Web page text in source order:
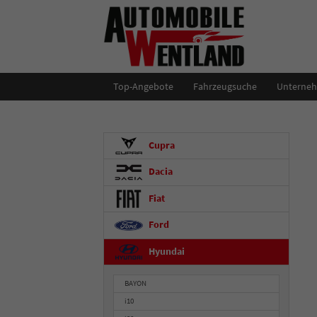
Top-Angebote Fahrzeugsuche
Cupra
Dacia
Fiat
Ford
Hyundai
BAYON
i10